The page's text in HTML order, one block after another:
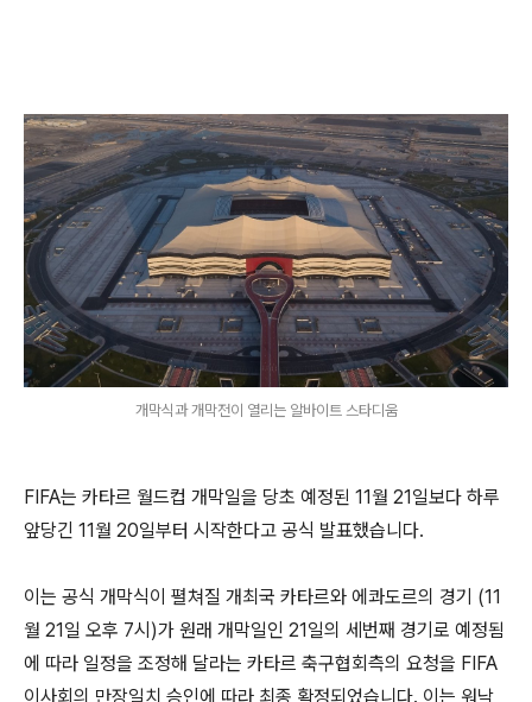
개막식과 개막전이 열리는 알바이트 스타디움
FIFA는 카타르 월드컵 개막일을 당초 예정된 11월 21일보다 하루
앞당긴 11월 20일부터 시작한다고 공식 발표했습니다.
이는 공식 개막식이 펼쳐질 개최국 카타르와 에콰도르의 경기 (11
월 21일 오후 7시)가 원래 개막일인 21일의 세번째 경기로 예정됨
에 따라 일정을 조정해 달라는 카타르 축구협회측의 요청을 FIFA
이사회의 만장일치 승인에 따라 최종 확정되었습니다. 이는 워낙